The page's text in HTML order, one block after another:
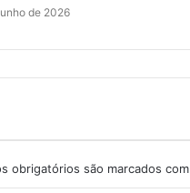
de 2026
obrigatórios são marcados com